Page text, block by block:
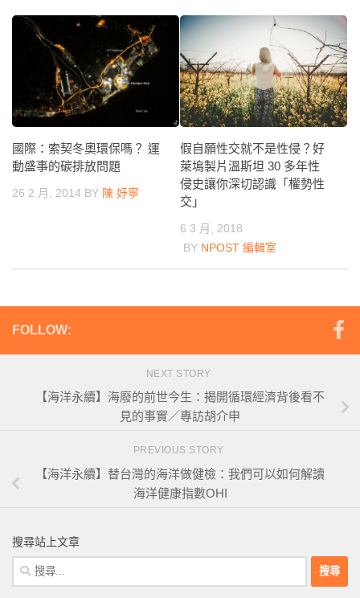
國際：索契冬奧環保嗎？ 運
動盛事的碳排放問題
26 2 月, 2014 BY 陳 妤寧
假自願性交就不是性侵？好
萊塢製片溫斯坦 30 多年性
侵史讓你深切認識「權勢性
交」
6 3 月, 2018
BY NPOST 編輯室
FOLLOW:
NEXT STORY
【海洋永續】海廢的前世今生：揭開循環經濟背後看不
見的事實／專訪胡介申
PREVIOUS STORY
【海洋永續】替台灣的海洋做健檢：我們可以如何解讀
海洋健康指數OHI
搜尋站上文章
搜
尋